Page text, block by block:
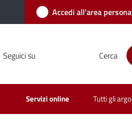
Accedi all'area
Seguici su Cerca
Servizi online Tutti gli